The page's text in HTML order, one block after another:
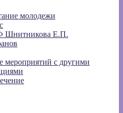
молодежи
Шнитникова Е.П.
мероприятий с другими